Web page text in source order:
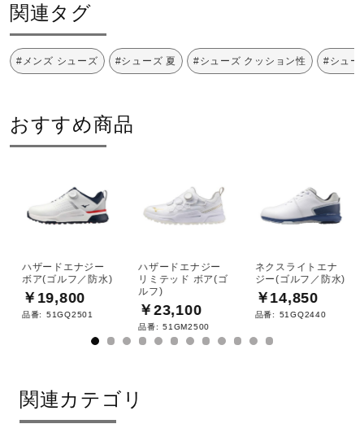
関連タグ
#メンズ シューズ #シューズ 夏 #シューズ クッション性 #シュー
おすすめ商品
ハザードエナジー
ボア(ゴルフ／防水)
￥19,800
品番: 51GQ2501
ハザードエナジー
リミテッド ボア(ゴ
ルフ)
￥23,100
品番: 51GM2500
ネクスライトエナ
ジー(ゴルフ／防水)
￥14,850
品番: 51GQ2440
関連カテゴリ